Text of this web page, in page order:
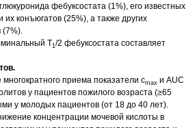
фебуксостата (1%), его известных
конъюгатов (25%), а также других
(7%).
T1/2 фебуксостата составляет
приема показатели сmax и AUC
у пациентов пожилого возраста (≥65
у молодых пациентов (от 18 до 40 лет).
концентрации мочевой кислоты в